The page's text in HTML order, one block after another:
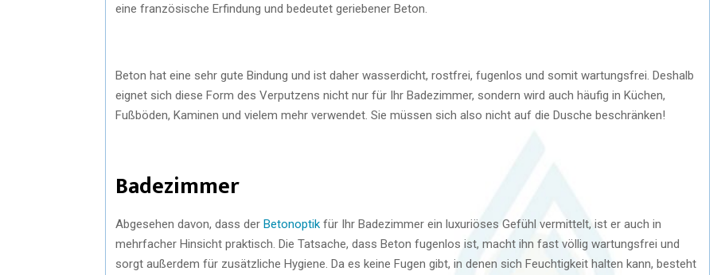
eine französische Erfindung und bedeutet geriebener Beton.
Beton hat eine sehr gute Bindung und ist daher wasserdicht, rostfrei, fugenlos und somit wartungsfrei. Deshalb
eignet sich diese Form des Verputzens nicht nur für Ihr Badezimmer, sondern wird auch häufig in Küchen,
Fußböden, Kaminen und vielem mehr verwendet. Sie müssen sich also nicht auf die Dusche beschränken!
Badezimmer
Abgesehen davon, dass der Betonoptik für Ihr Badezimmer ein luxuriöses Gefühl vermittelt, ist er auch in
mehrfacher Hinsicht praktisch. Die Tatsache, dass Beton fugenlos ist, macht ihn fast völlig wartungsfrei und
sorgt außerdem für zusätzliche Hygiene. Da es keine Fugen gibt, in denen sich Feuchtigkeit halten kann, besteht